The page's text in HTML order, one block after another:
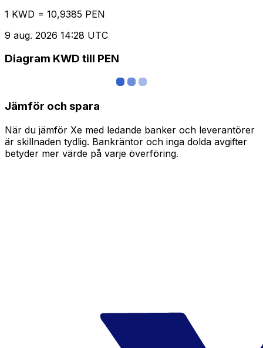
1 KWD = 10,9385 PEN
9 aug. 2026 14:28 UTC
Diagram KWD till PEN
Jämför och spara
När du jämför Xe med ledande banker och leverantörer
är skillnaden tydlig. Bankräntor och inga dolda avgifter
betyder mer värde på varje överföring.